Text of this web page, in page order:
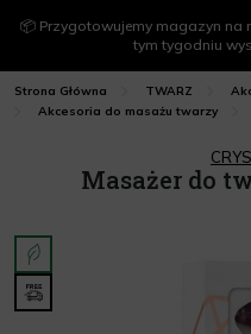
📦 Przygotowujemy magazyn na
tym tygodniu
Strona Główna TWARZ
Akcesoria do masażu twarzy
Masażer do